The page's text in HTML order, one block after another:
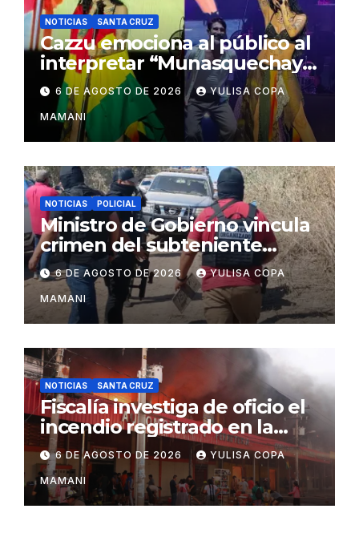
NOTICIAS SANTA CRUZ
Cazzu emociona al público al
interpretar “Munasquechay”
en su concierto en Santa
Cruz
6 DE AGOSTO DE 2026 YULISA COPA
MAMANI
NOTICIAS POLICIAL
Ministro de Gobierno vincula
crimen del subteniente
Salazar con la red de
Sebastián Marset
6 DE AGOSTO DE 2026 YULISA COPA
MAMANI
NOTICIAS SANTA CRUZ
Fiscalía investiga de oficio el
incendio registrado en la
feria Barrio Lindo
6 DE AGOSTO DE 2026 YULISA COPA
MAMANI